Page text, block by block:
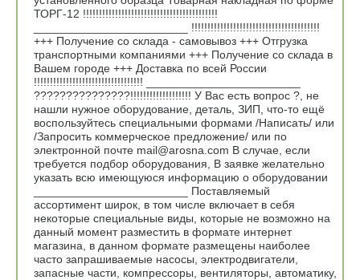
ТОРГ-12 !!!!!!!!!!!!!!!!!!!!!!!!!!!!!!!!!!!!!!!!!!
________________________ !!!!!!!!!!!!!!!!!!!!!!!!!!!!!!!!!!!!!!!!
+++ Получение со склада - самовывоз +++ Отгрузка
транспортными компаниями +++ Получение со склада в
Вашем городе +++ Доставка по всей России
!!!!!!!!!!!!!!!!!!!!!!!!!!!!!!!!!! ________________________
???????????????!!!!!!!!!!!!!!!!!!! У Вас есть вопрос ?, не
нашли нужное оборудование, деталь, ЗИП, что-то ещё
воспользуйтесь специальными формами /Написать/ или
/Запросить коммерческое предложение/ или по
электронной почте mail@arosna.com В случае, если
требуется подбор оборудования, В заявке желательно
указать всю имеющуюся информацию о оборудовании
________________________ Поставляемый
ассортимент широк, в том числе включает в себя
некоторые специальные виды, которые не возможно на
данный момент разместить в формате интернет
магазина, в данном формате размещены наиболее
часто запрашиваемые насосы, электродвигатели,
запасные части, компрессоры, вентиляторы, автоматику,